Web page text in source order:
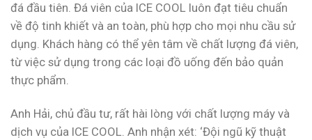
đá đầu tiên. Đá viên của ICE COOL luôn đạt tiêu chuẩn
về độ tinh khiết và an toàn, phù hợp cho mọi nhu cầu sử
dụng. Khách hàng có thể yên tâm về chất lượng đá viên,
từ việc sử dụng trong các loại đồ uống đến bảo quản
thực phẩm.
Anh Hải, chủ đầu tư, rất hài lòng với chất lượng máy và
dịch vụ của ICE COOL. Anh nhận xét: ‘Đội ngũ kỹ thuật